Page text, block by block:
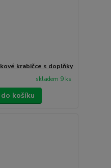
krabičce s doplňky
skladem 9 ks
košíku